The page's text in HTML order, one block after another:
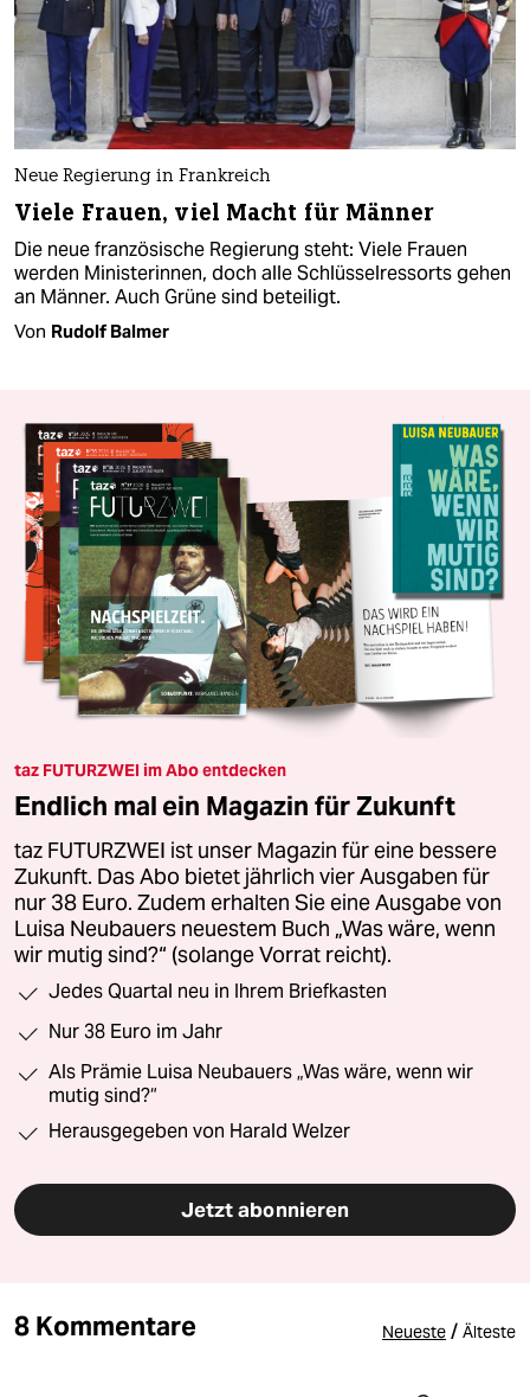
Neue Regierung in Frankreich
Viele Frauen, viel Macht für Männer
Die neue französische Regierung steht: Viele Frauen
werden Ministerinnen, doch alle Schlüsselressorts gehen
an Männer. Auch Grüne sind beteiligt.
Von Rudolf Balmer
taz FUTURZWEI im Abo entdecken
Endlich mal ein Magazin für Zukunft
taz FUTURZWEI ist unser Magazin für eine bessere
Zukunft. Das Abo bietet jährlich vier Ausgaben für
nur 38 Euro. Zudem erhalten Sie eine Ausgabe von
Luisa Neubauers neuestem Buch „Was wäre, wenn
wir mutig sind?“ (solange Vorrat reicht).
Jedes Quartal neu in Ihrem Briefkasten
Nur 38 Euro im Jahr
Als Prämie Luisa Neubauers „Was wäre, wenn wir
mutig sind?“
Herausgegeben von Harald Welzer
Jetzt abonnieren
8 Kommentare Neueste / Älteste